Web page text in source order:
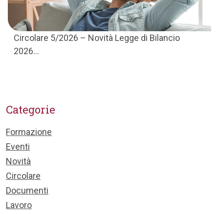
Circolare 5/2026 – Novità Legge di Bilancio
2026...
Categorie
Formazione
Eventi
Novità
Circolare
Documenti
Lavoro